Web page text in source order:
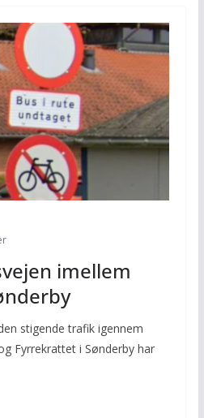
imellem
stigende trafik igennem
Fyrrekrattet i Sønderby har